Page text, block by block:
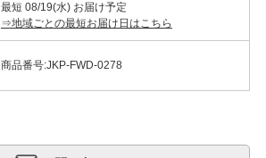
最短 08/19(水) お届け予定
⇒地域ごとの最短お届け日はこちら
商品番号:JKP-FWD-0278